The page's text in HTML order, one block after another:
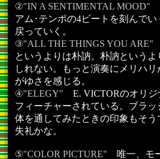
②"IN A SENTIMENTAL MOOD"
アム･テンポの4ビートを刻んで
戻っていく。
③"ALL THE THINGS YOU ARE"
というよりは朴訥。朴訥という
しれない。もっと演奏にメリハ
がゆさを感じる。
④"ELEGY" E. VICTORのオリ
フィーチャーされている。ブラ
体を通してみたときの印象もそ
失礼かな。
⑤"COLOR PICTURE" 唯一、モ